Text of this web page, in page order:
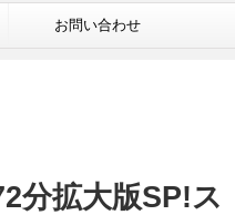
お問い合わせ
分拡大版SP!ス